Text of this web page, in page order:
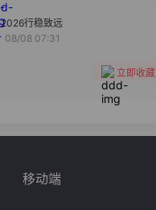
2026行稳致远
08/08 07:31
立即收藏
移动端